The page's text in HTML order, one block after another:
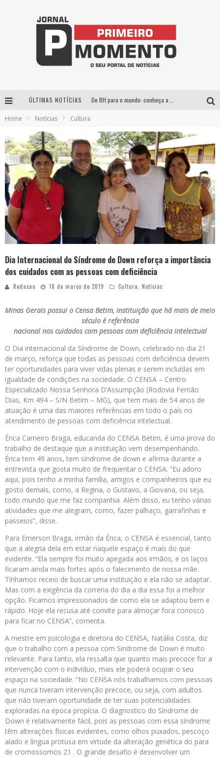
ÚLTIMAS NOTÍCIAS
Exposição “Habitante – Registros de um Bolinho pela Cidade”, de Raquel Bolinho, ocupa a PQNA Galeria Pedro Moraleida, no Palácio das Artes
Esplanada fica pequena e CÊ TÁ DOIDO FESTIVAL anuncia mudança para o gramado do Mineirão
Home Notícias Cultura
Dia Internacional do Síndrome de Down reforça a importância
dos cuidados com as pessoas com deficiência
Redacao 18 de março de 2019 Cultura, Notícias
Minas Gerais possui o Censa Betim, instituição que há mais de meio
século é referência
nacional nos cuidados com pessoas com deficiência intelectual
O Dia internacional da Síndrome de Down, celebrado no dia 21
de março, reforça que todas as pessoas com deficiência devem
ter oportunidades para viver vidas plenas e serem incluídas em
igualdade de condições na sociedade. O CENSA – Centro
Especializado Nossa Senhora D’Assumpção (Rodovia Fernão
Dias, Km 494 – S/N Betim – MG), que tem mais de 54 anos de
atuação é uma das maiores referências em todo o país no
atendimento de pessoas com deficiência intelectual.
Érica Carneiro Braga, educanda do CENSA Betim, é uma prova do
trabalho de destaque que a instituição vem desempenhando.
Érica tem 49 anos, tem síndrome de down e afirma durante a
entrevista que gosta muito de frequentar o CENSA. “Eu adoro
aqui, pois tenho a minha família, amigos e companheiros que eu
gosto demais, como, a Regina, o Gustavo, a Giovana, ou seja,
todo mundo que me faz companhia. Além disso, eu tenho várias
atividades que me alegram, como, fazer palhaço, garrafinhas e
passeios”, disse.
Para Emerson Braga, irmão da Érica, o CENSA é essencial, tanto
que a alegria dela em estar naquele espaço é mais do que
evidente. “Ela sempre foi muito apegada aos irmãos, e os laços
ficaram ainda mais fortes após o falecimento de nossa mãe.
Tínhamos receio de buscar uma instituição e ela não se adaptar.
Mas com a exigência da correria do dia a dia essa foi a melhor
opção. Ficamos impressionados de como ela se adaptou bem e
rápido. Hoje ela recusa até convite para almoçar fora conosco
para ficar no CENSA”, comenta.
A mestre em psicologia e diretora do CENSA, Natália Costa, diz
que o trabalho com a pessoa com Sindrome de Down é muito
relevante. Para tanto, ela ressalta que quanto mais precoce for a
intervenção com o indivíduo, mais ele poderá ocupar o seu
espaço na sociedade. “No CENSA nós trabalhamos com pessoas
que nunca tiveram intervenção precoce, ou seja, com adultos
que não tiveram oportunidade de ter suas potencialidades
exploradas na época propícia. O diagnostico do Síndrome de
Down é relativamente fácil, pois as pessoas com essa síndrome
têm alterações físicas evidentes, como olhos puxados, pescoço
alado e língua protusa em virtude da alteração genética do para
de cromossomos 21 . O grande desafio é desenvolver um